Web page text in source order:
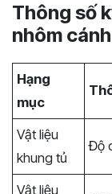
Thông số
nhôm
Hạng
mục
Vật liệu
khung tủ
Độ
Vật liệu